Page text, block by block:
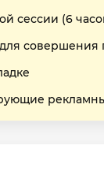
сессии (6
совершения